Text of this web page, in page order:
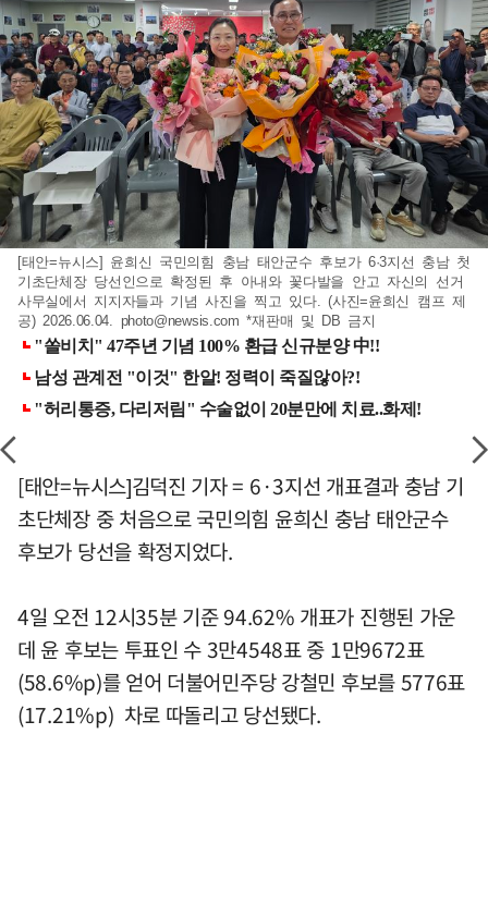
[태안=뉴시스] 윤희신 국민의힘 충남 태안군수 후보가 6·3지선 충남 첫
기초단체장 당선인으로 확정된 후 아내와 꽃다발을 안고 자신의 선거
사무실에서 지지자들과 기념 사진을 찍고 있다. (사진=윤희신 캠프 제
공) 2026.06.04. photo@newsis.com *재판매 및 DB 금지
[태안=뉴시스]김덕진 기자 = 6·3지선 개표결과 충남 기
초단체장 중 처음으로 국민의힘 윤희신 충남 태안군수
후보가 당선을 확정지었다.
4일 오전 12시35분 기준 94.62% 개표가 진행된 가운
데 윤 후보는 투표인 수 3만4548표 중 1만9672표
(58.6%p)를 얻어 더불어민주당 강철민 후보를 5776표
(17.21%p) 차로 따돌리고 당선됐다.